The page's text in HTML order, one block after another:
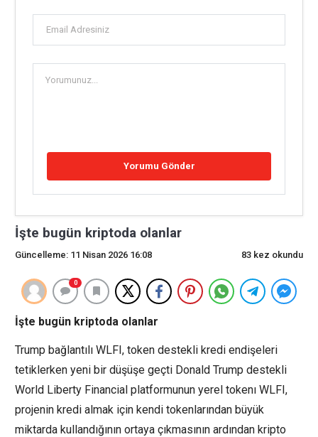
İşte bugün kriptoda olanlar
Güncelleme: 11 Nisan 2026 16:08 83 kez okundu
0
İşte bugün kriptoda olanlar
Trump bağlantılı WLFI, token destekli kredi endişeleri
tetiklerken yeni bir düşüşe geçti Donald Trump destekli
World Liberty Financial platformunun yerel tokenı WLFI,
projenin kredi almak için kendi tokenlarından büyük
miktarda kullandığının ortaya çıkmasının ardından kripto